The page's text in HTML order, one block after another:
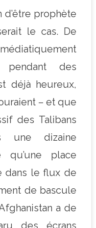
prophète
le cas. De
pendant des
déjà heureux,
– et que
des Talibans
une dizaine
qu’une place
dans le flux de
de bascule
a de
des écrans